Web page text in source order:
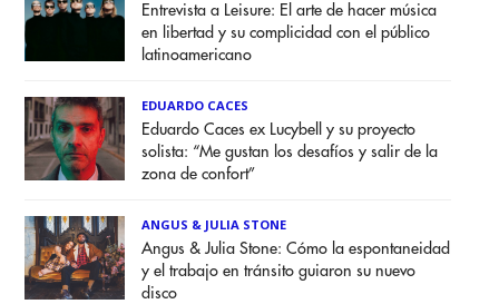
Entrevista a Leisure: El arte de hacer música
en libertad y su complicidad con el público
latinoamericano
EDUARDO CACES
Eduardo Caces ex Lucybell y su proyecto
solista: “Me gustan los desafíos y salir de la
zona de confort”
ANGUS & JULIA STONE
Angus & Julia Stone: Cómo la espontaneidad
y el trabajo en tránsito guiaron su nuevo
disco